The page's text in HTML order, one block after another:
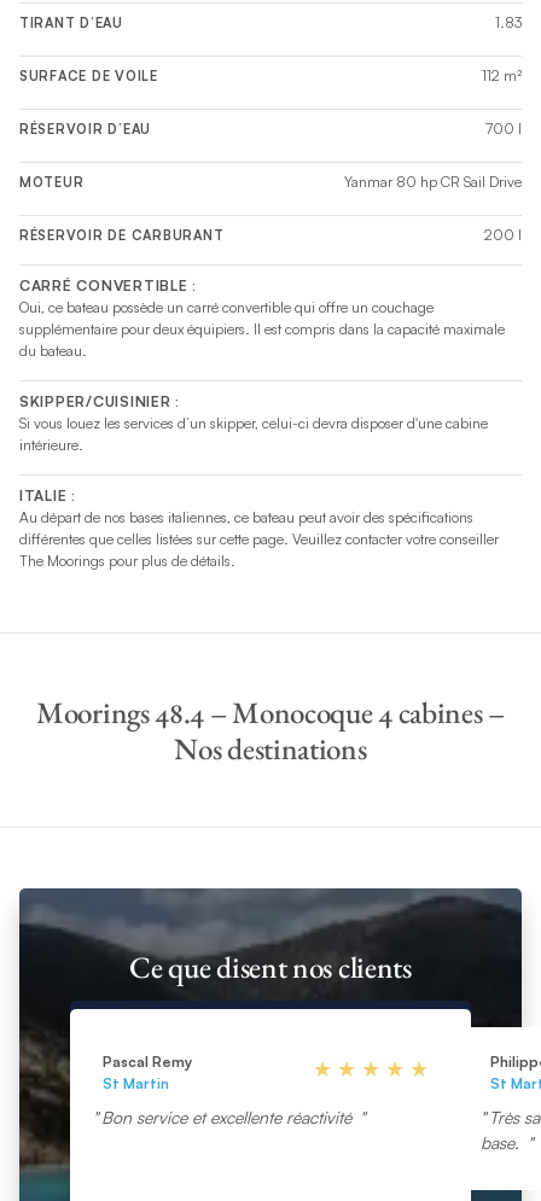
TIRANT D’EAU 1.83
SURFACE DE VOILE 112 m²
RÉSERVOIR D’EAU 700 l
MOTEUR Yanmar 80 hp CR Sail Drive
RÉSERVOIR DE CARBURANT 200 l
CARRÉ CONVERTIBLE :
Oui, ce bateau possède un carré convertible qui offre un couchage
supplémentaire pour deux équipiers. Il est compris dans la capacité maximale
du bateau.
SKIPPER/CUISINIER :
Si vous louez les services d’un skipper, celui-ci devra disposer d'une cabine
intérieure.
ITALIE :
Au départ de nos bases italiennes, ce bateau peut avoir des spécifications
différentes que celles listées sur cette page. Veuillez contacter votre conseiller
The Moorings pour plus de détails.
Moorings 48.4 – Monocoque 4 cabines –
Nos destinations
Ce que disent nos clients
Pascal Remy
St Martin
Bon service et excellente réactivité
St
Très
base.